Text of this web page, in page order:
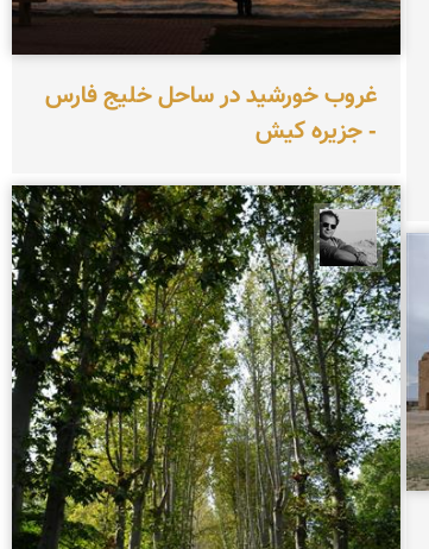
غروب خورشید در ساحل خلیج فارس
- جزیره کیش
محمد رزازان